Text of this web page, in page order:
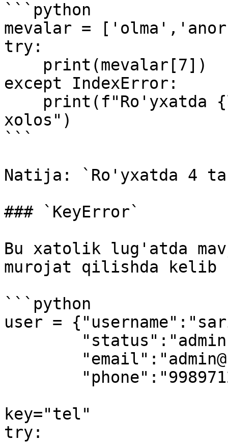
```python
mevalar =
try:
except IndexError:
xolos")
```
Natija: `Ro'yxatda 4 ta
### `KeyError`
Bu xatolik lug'atda
murojat qilishda kelib
```python
user =
key="tel"
try: